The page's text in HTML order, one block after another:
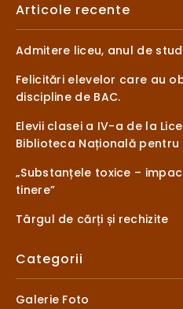
Articole recente
Admitere liceu, anul de
Felicitări elevelor care au
discipline de BAC.
Elevii clasei a IV-a de la
Biblioteca Națională pentru
„Substanțele toxice –
tinere”
Târgul de cărți și rechizite
Categorii
Galerie Foto